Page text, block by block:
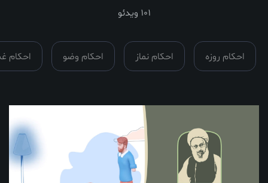
احکام نماز احکام وضو احکام غسل
زمان :
همه